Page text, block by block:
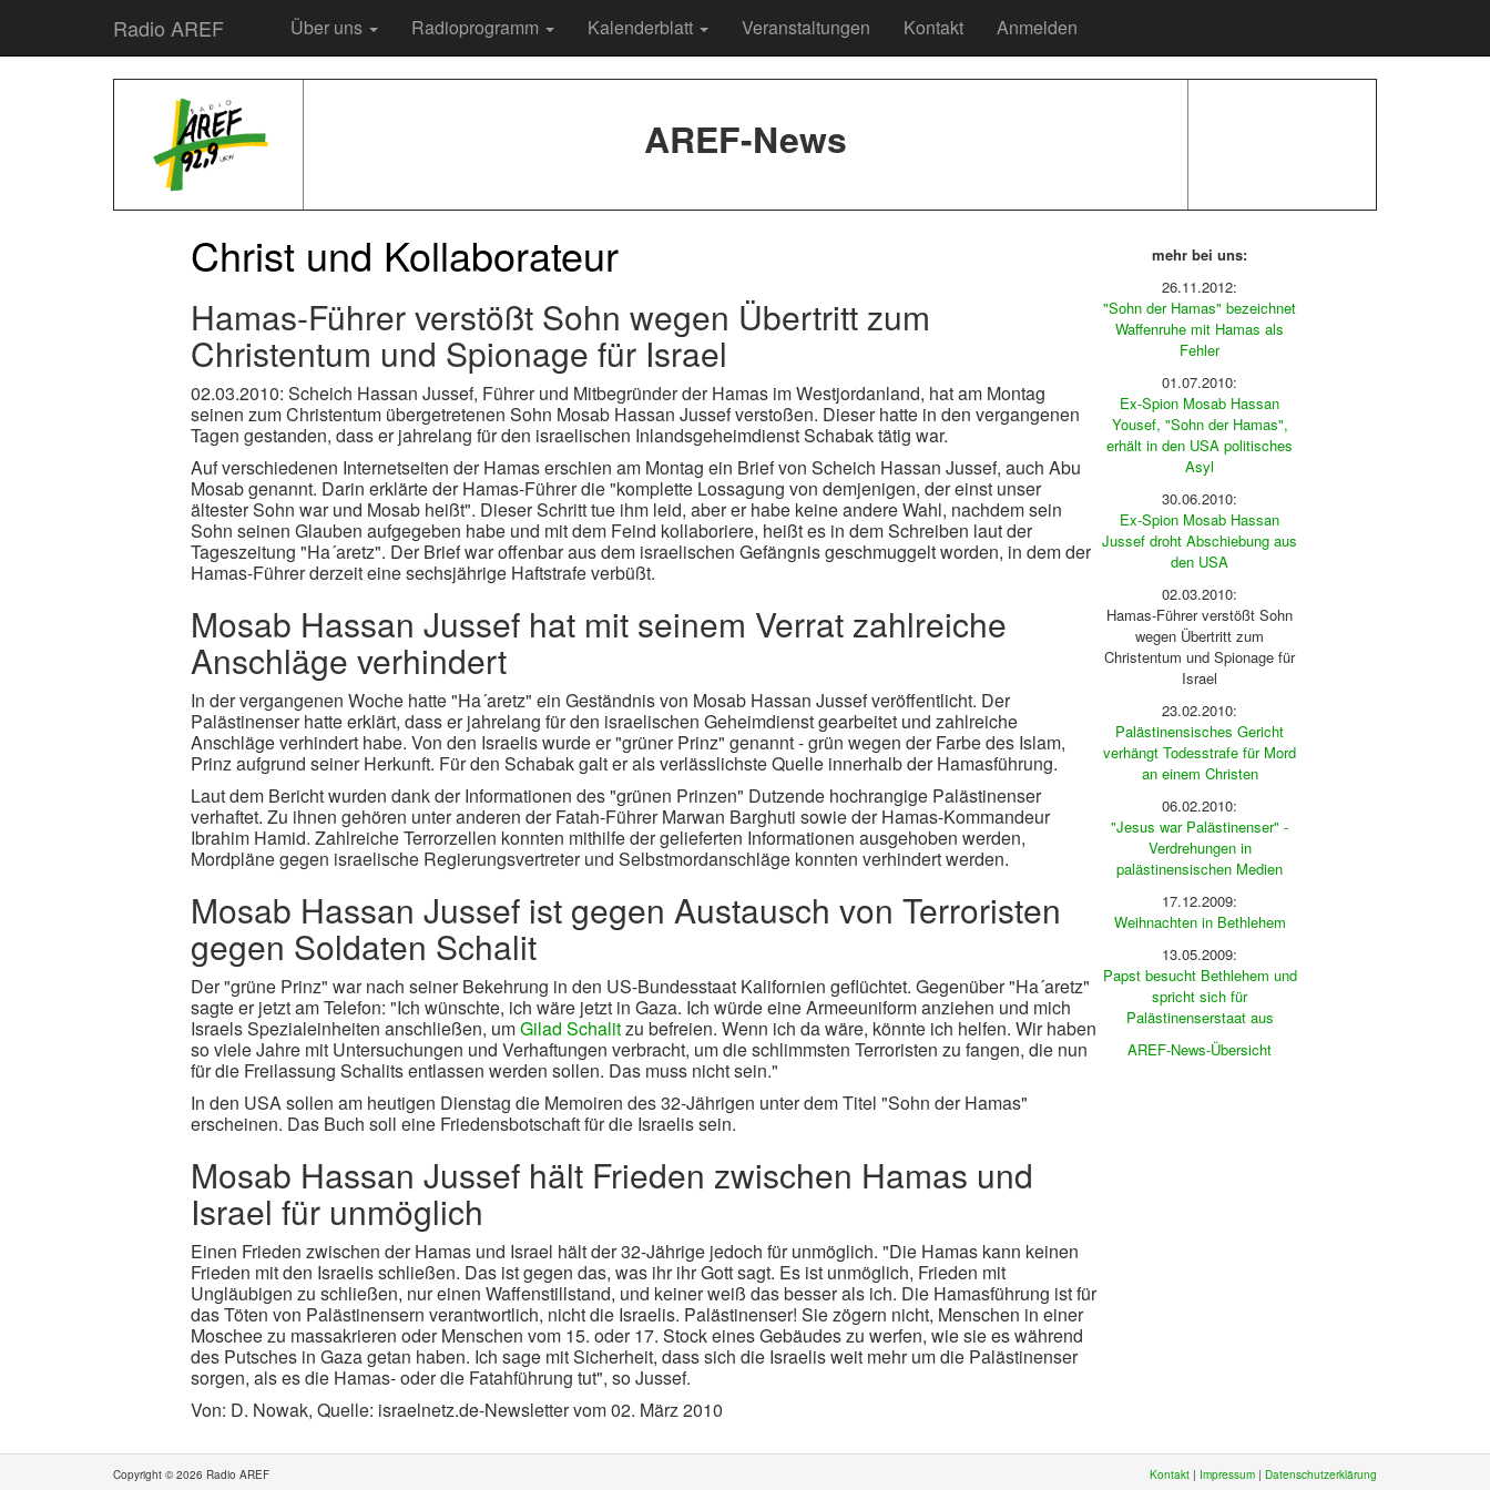
Radio AREF Über uns Radioprogramm Kalenderblatt Veranstaltungen Kontakt Anmelden
AREF-News
Christ und Kollaborateur
Hamas-Führer verstößt Sohn wegen Übertritt zum
Christentum und Spionage für Israel
02.03.2010: Scheich Hassan Jussef, Führer und Mitbegründer der Hamas im Westjordanland, hat am Montag
seinen zum Christentum übergetretenen Sohn Mosab Hassan Jussef verstoßen. Dieser hatte in den vergangenen
Tagen gestanden, dass er jahrelang für den israelischen Inlandsgeheimdienst Schabak tätig war.
Auf verschiedenen Internetseiten der Hamas erschien am Montag ein Brief von Scheich Hassan Jussef, auch Abu
Mosab genannt. Darin erklärte der Hamas-Führer die "komplette Lossagung von demjenigen, der einst unser
ältester Sohn war und Mosab heißt". Dieser Schritt tue ihm leid, aber er habe keine andere Wahl, nachdem sein
Sohn seinen Glauben aufgegeben habe und mit dem Feind kollaboriere, heißt es in dem Schreiben laut der
Tageszeitung "Ha´aretz". Der Brief war offenbar aus dem israelischen Gefängnis geschmuggelt worden, in dem der
Hamas-Führer derzeit eine sechsjährige Haftstrafe verbüßt.
Mosab Hassan Jussef hat mit seinem Verrat zahlreiche
Anschläge verhindert
In der vergangenen Woche hatte "Ha´aretz" ein Geständnis von Mosab Hassan Jussef veröffentlicht. Der
Palästinenser hatte erklärt, dass er jahrelang für den israelischen Geheimdienst gearbeitet und zahlreiche
Anschläge verhindert habe. Von den Israelis wurde er "grüner Prinz" genannt - grün wegen der Farbe des Islam,
Prinz aufgrund seiner Herkunft. Für den Schabak galt er als verlässlichste Quelle innerhalb der Hamasführung.
Laut dem Bericht wurden dank der Informationen des "grünen Prinzen" Dutzende hochrangige Palästinenser
verhaftet. Zu ihnen gehören unter anderen der Fatah-Führer Marwan Barghuti sowie der Hamas-Kommandeur
Ibrahim Hamid. Zahlreiche Terrorzellen konnten mithilfe der gelieferten Informationen ausgehoben werden,
Mordpläne gegen israelische Regierungsvertreter und Selbstmordanschläge konnten verhindert werden.
Mosab Hassan Jussef ist gegen Austausch von Terroristen
gegen Soldaten Schalit
Der "grüne Prinz" war nach seiner Bekehrung in den US-Bundesstaat Kalifornien geflüchtet. Gegenüber "Ha´aretz"
sagte er jetzt am Telefon: "Ich wünschte, ich wäre jetzt in Gaza. Ich würde eine Armeeuniform anziehen und mich
Israels Spezialeinheiten anschließen, umGilad Schalitzu befreien. Wenn ich da wäre, könnte ich helfen. Wir haben
so viele Jahre mit Untersuchungen und Verhaftungen verbracht, um die schlimmsten Terroristen zu fangen, die nun
für die Freilassung Schalits entlassen werden sollen. Das muss nicht sein."
In den USA sollen am heutigen Dienstag die Memoiren des 32-Jährigen unter dem Titel "Sohn der Hamas"
erscheinen. Das Buch soll eine Friedensbotschaft für die Israelis sein.
Mosab Hassan Jussef hält Frieden zwischen Hamas und
Israel für unmöglich
Einen Frieden zwischen der Hamas und Israel hält der 32-Jährige jedoch für unmöglich. "Die Hamas kann keinen
Frieden mit den Israelis schließen. Das ist gegen das, was ihr ihr Gott sagt. Es ist unmöglich, Frieden mit
Ungläubigen zu schließen, nur einen Waffenstillstand, und keiner weiß das besser als ich. Die Hamasführung ist für
das Töten von Palästinensern verantwortlich, nicht die Israelis. Palästinenser! Sie zögern nicht, Menschen in einer
Moschee zu massakrieren oder Menschen vom 15. oder 17. Stock eines Gebäudes zu werfen, wie sie es während
des Putsches in Gaza getan haben. Ich sage mit Sicherheit, dass sich die Israelis weit mehr um die Palästinenser
sorgen, als es die Hamas- oder die Fatahführung tut", so Jussef.
Von: D. Nowak, Quelle: israelnetz.de-Newsletter vom 02. März 2010
mehr bei uns:
26.11.2012:
"Sohn der Hamas" bezeichnet
Waffenruhe mit Hamas als
Fehler
01.07.2010:
Ex-Spion Mosab Hassan
Yousef, "Sohn der Hamas",
erhält in den USA politisches
Asyl
30.06.2010:
Ex-Spion Mosab Hassan
Jussef droht Abschiebung aus
den USA
02.03.2010:
Hamas-Führer verstößt Sohn
wegen Übertritt zum
Christentum und Spionage für
Israel
23.02.2010:
Palästinensisches Gericht
verhängt Todesstrafe für Mord
an einem Christen
06.02.2010:
"Jesus war Palästinenser" -
Verdrehungen in
palästinensischen Medien
17.12.2009:
Weihnachten in Bethlehem
13.05.2009:
Papst besucht Bethlehem und
spricht sich für
Palästinenserstaat aus
AREF-News-Übersicht
Copyright © 2026 Radio AREF Kontakt | Impressum | Datenschutzerklärung